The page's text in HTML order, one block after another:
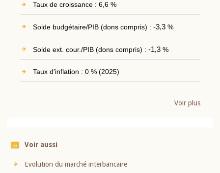
Taux de croissance : 6,6 %
Solde budgétaire/PIB (dons compris) : -3,3%
Solde ext. cour./PIB (dons compris) : -1,3%
Taux d'inflation : 0 % (2025)
Voir plus
Voir aussi
Evolution du marché interbancaire